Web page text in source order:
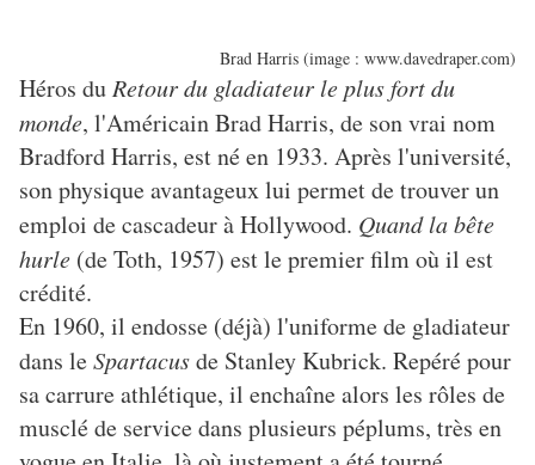
Brad Harris (image : www.davedraper.com)
Héros du Retour du gladiateur le plus fort du
monde, l'Américain Brad Harris, de son vrai nom
Bradford Harris, est né en 1933. Après l'université,
son physique avantageux lui permet de trouver un
emploi de cascadeur à Hollywood. Quand la bête
hurle (de Toth, 1957) est le premier film où il est
crédité.
En 1960, il endosse (déjà) l'uniforme de gladiateur
dans leSpartacusde Stanley Kubrick. Repéré pour
sa carrure athlétique, il enchaîne alors les rôles de
musclé de service dans plusieurs péplums, très en